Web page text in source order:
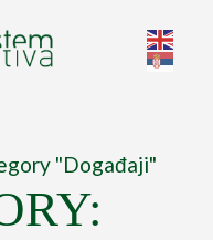
"Događaji"